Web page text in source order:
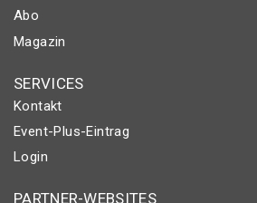
Abo
Magazin
SERVICES
Kontakt
Event-Plus-Eintrag
Login
PARTNER-WEBSITES